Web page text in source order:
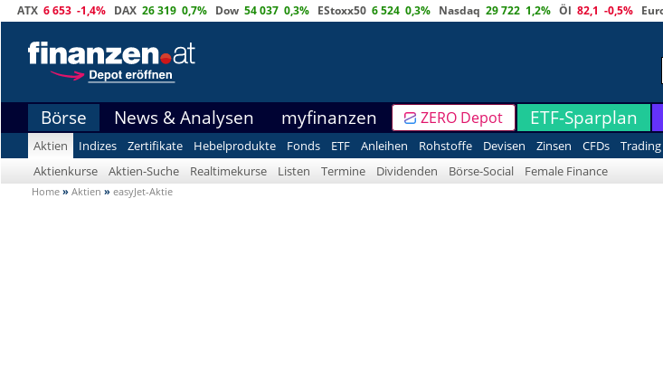
ATX 6 653 -1,4% DAX 26 319 0,7% Dow 54 037 0,3% EStoxx50 6 524 0,3% Nasdaq 29 722 1,2% Öl 82,1 -0,5%
Börse News & Analysen myfinanzen ZERO Depot ETF-Sparplan
Aktien Indizes Zertifikate Hebelprodukte Fonds ETF Anleihen Rohstoffe Devisen Zinsen CFDs Trading
Aktienkurse
Aktien-Suche Realtimekurse Listen Termine Dividenden Börse-Social Female Finance
Home » Aktien » easyJet-Aktie